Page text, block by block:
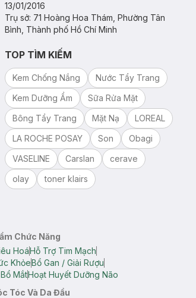
13/01/2016
Trụ sở: 71 Hoàng Hoa Thám, Phường Tân
Bình, Thành phố Hồ Chí Minh
TOP TÌM KIẾM
Kem Chống Nắng
Nước Tẩy Trang
Kem Dưỡng Ẩm
Sữa Rửa Mặt
Bông Tẩy Trang
Mặt Nạ
LOREAL
LA ROCHE POSAY
Son
Obagi
VASELINE
Carslan
cerave
olay
toner klairs
Chức Năng
HoáHỗ Trợ Tim Mạch
KhỏeBổ Gan / Giải Rượu
MắtHoạt Huyết Dưỡng Não
Tóc Và Da Đầu